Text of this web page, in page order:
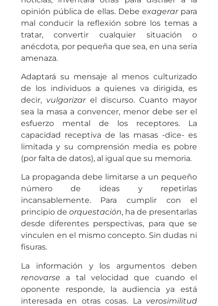
opinión pública de ellas. Debe exagerarpara
mal conducir la reflexión sobre los temas a
tratar, convertir cualquier situación o
anécdota, por pequeña que sea, en una seria
amenaza.
Adaptará su mensaje al menos culturizado
de los individuos a quienes va dirigida, es
decir, vulgarizarel discurso. Cuanto mayor
sea la masa a convencer, menor debe ser el
esfuerzo mental de los receptores. La
capacidad receptiva de las masas -dice- es
limitada y su comprensión media es pobre
(por falta de datos), al igual que su memoria.
La propaganda debe limitarse a un pequeño
número de ideas y repetirlas
incansablemente. Para cumplir con el
principio de orquestación, ha de presentarlas
desde diferentes perspectivas, para que se
vinculen en el mismo concepto. Sin dudas ni
fisuras.
La información y los argumentos deben
renovarse a tal velocidad que cuando el
oponente responde, la audiencia ya está
interesada en otras cosas. La verosimilitud